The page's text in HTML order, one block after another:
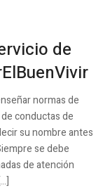
de
normas de
conductas de
su nombre antes
se debe
de atención